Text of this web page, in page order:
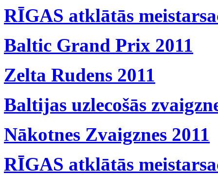
RĪGAS atklātās
Baltic Grand Prix 2011
Zelta Rudens 2011
Baltijas uzlecošās
Nākotnes Zvaigznes 2011
RĪGAS atklātās